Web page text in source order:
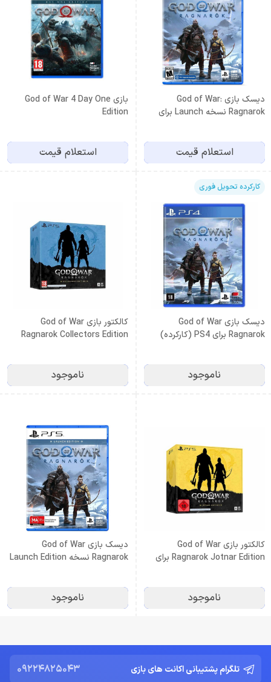
دیسک بازی God of War:
Ragnarok نسخه Launch برای
استعلام قیمت
بازی God of War 4 Day One
Edition
استعلام قیمت
کارکرده تحویل فوری
دیسک بازی God of War
Ragnarok برای PS4 (کارکرده)
ناموجود
کالکتور بازی God of War
Ragnarok Collectors Edition
ناموجود
کالکتور بازی God of War
Ragnarok Jotnar Edition برای
ناموجود
دیسک بازی God of War
Ragnarok نسخه Launch Edition
ناموجود
تلگرام پشتیبانی اکانت های بازی 09224825043